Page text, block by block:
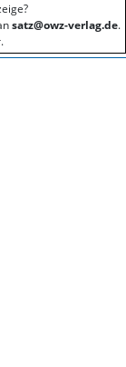
satz@owz-verlag.de.